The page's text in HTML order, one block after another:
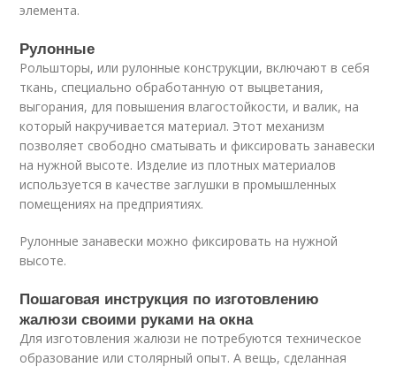
элемента.
Рулонные
Рольшторы, или рулонные конструкции, включают в себя
ткань, специально обработанную от выцветания,
выгорания, для повышения влагостойкости, и валик, на
который накручивается материал. Этот механизм
позволяет свободно сматывать и фиксировать занавески
на нужной высоте. Изделие из плотных материалов
используется в качестве заглушки в промышленных
помещениях на предприятиях.
Рулонные занавески можно фиксировать на нужной
высоте.
Пошаговая инструкция по изготовлению
жалюзи своими руками на окна
Для изготовления жалюзи не потребуются техническое
образование или столярный опыт. А вещь, сделанная